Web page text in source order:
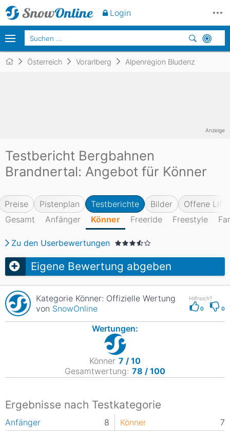
Österreich Vorarlberg Alpenregion Bludenz
Testbericht Bergbahnen
Brandnertal: Angebot für Könner
Preise Pistenplan Testberichte Bilder
Offene
Gesamt
Anfänger Könner Freeride Freestyle
Zu den Userbewertungen
Eigene Bewertung abgeben
Kategorie Könner: Offizielle Wertung
von SnowOnline
Hilfreich?
0
0
Wertungen:
Könner 7 / 10
Gesamtwertung: 78 / 100
Ergebnisse nach Testkategorie
Anfänger 8 Könner
7
Anzeige
Login